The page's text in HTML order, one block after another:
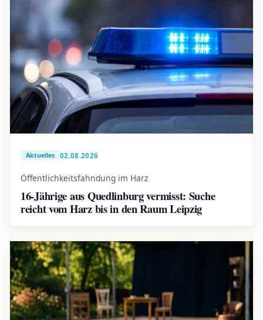
Aktuelles 02.08.2026
Öffentlichkeitsfahndung im Harz
16-Jährige aus Quedlinburg vermisst: Suche
reicht vom Harz bis in den Raum Leipzig